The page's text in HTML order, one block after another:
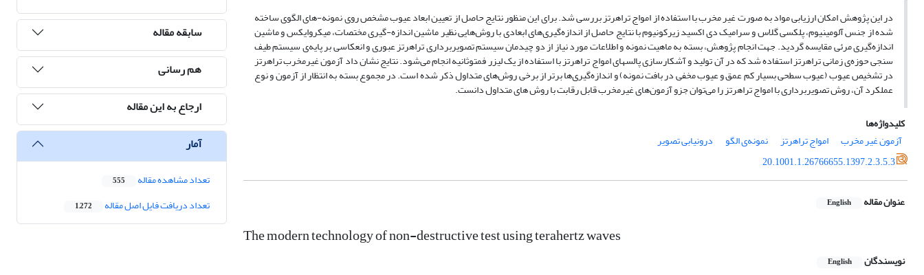
در این پژوهش امکان ارزیابی مواد به صورت غیر مخرب با استفاده از امواج تراهرتز بررسی شد. برای این منظور نتایج حاصل از تعیین ابعاد عیوب مشخص روی نمونه-های الگوی ساخته
شده از جنس آلومینیوم، پلکسی گلاس و سرامیک دی اکسید زیرکونیوم با نتایج حاصل از اندازه‌گیری‌های ابعادی با روش‌هایی نظیر ماشین اندازه-گیری مختصات، میکروایکس و ماشین
اندازه‌گیری مرئی مقایسه گردید. جهت انجام پژوهش، بسته به ماهیت نمونه و اطلاعات مورد نیاز از دو چیدمان سیستم تصویربرداری تراهرتز عبوری و انعکاسی بر پایه‌ی سیستم طیف
سنجی حوزه‌ی زمانی تراهرتز استفاده شد که در آن تولید و آشکارسازی پالسهای امواج تراهرتز با استفاده از یک لیزر فمتوثانیه انجام می‌شود. نتایج نشان داد آزمون غیرمخرب تراهرتز
در تشخیص عیوب (عیوب سطحی بسیار کم عمق و عیوب مخفی در بافت نمونه) و اندازه‌گیری‌ها برتر از برخی روش‌های متداول ذکر شده است. در مجموع بسته به انتظار از آزمون و نوع
عملکرد آن، روش تصویربرداری با امواج تراهرتز را می‌توان جزو آزمون‌های غیرمخرب قابل رقابت با روش های متداول دانست.
کلیدواژه‌ها
آزمون غیر مخرب
امواج تراهرتز نمونه‌ی الگو
درونیابی تصویر
20.1001.1.26766655.1397.2.3.5.3
عنوان مقاله English
The modern technology of non-destructive test using terahertz waves
نویسندگان English
سابقه مقاله
هم رسانی
ارجاع به این مقاله
آمار
تعداد مشاهده مقاله 555
تعداد دریافت فایل اصل مقاله 1,272